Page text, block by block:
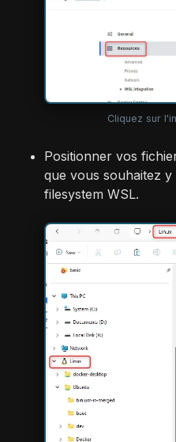
Cliquez sur
Positionner vos
que vous souhaitez
filesystem WSL.